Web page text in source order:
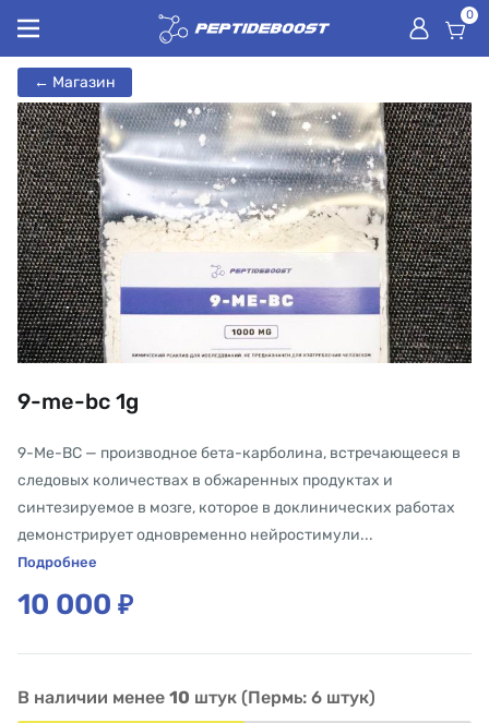
0
← Магазин
9-me-bc 1g
9-Me-BC — производное бета-карболина, встречающееся в
следовых количествах в обжаренных продуктах и
синтезируемое в мозге, которое в доклинических работах
демонстрирует одновременно нейростимули...
Подробнее
10 000 ₽
В наличии менее 10 штук (Пермь: 6 штук)